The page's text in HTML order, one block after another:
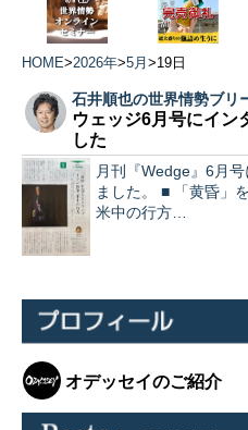
HOME>2026年>5月 >19日
石井順也の世界情勢ブリ
ウェッジ6月号にイン
した
月刊『Wedge』6月
ました。 ■ 「黄昏」を迎えるトランプ イラン戦争、
米中の行方…
オデッセイのご紹介